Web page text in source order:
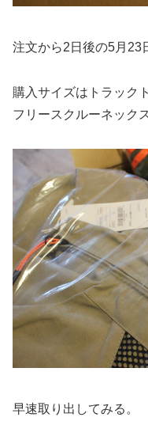
注文から2日後の5月23
購入サイズはトラック
フリースクルーネック
早速取り出してみる。